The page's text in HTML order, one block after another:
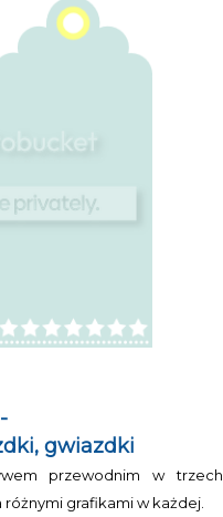
gwiazdki
przewodnim w trzech
grafikami w każdej.